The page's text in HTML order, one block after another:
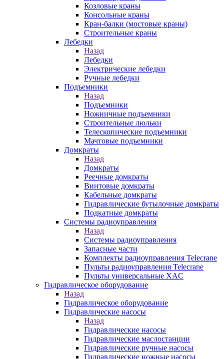
Козловые краны
Консольные краны
Кран-балки (мостовые краны)
Строительные краны
Лебедки
Назад
Лебедки
Электрические лебедки
Ручные лебедки
Подъемники
Назад
Подъемники
Ножничные подъемники
Строительные люльки
Телескопические подъемники
Мачтовые подъемники
Домкраты
Назад
Домкраты
Реечные домкраты
Винтовые домкраты
Кабельные домкраты
Гидравлические бутылочные домкраты
Подкатные домкраты
Системы радиоуправления
Назад
Системы радиоуправления
Запасные части
Комплекты радиоуправления Telecrane
Пульты радиоуправления Telecrane
Пульты универсальные XAC
Гидравлическое оборудование
Назад
Гидравлическое оборудование
Гидравлические насосы
Назад
Гидравлические насосы
Гидравлические маслостанции
Гидравлические ручные насосы
Гидравлические ножные насосы